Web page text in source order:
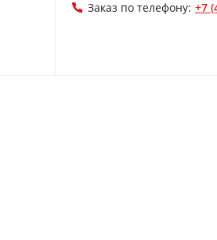
Заказ по телефону: +7